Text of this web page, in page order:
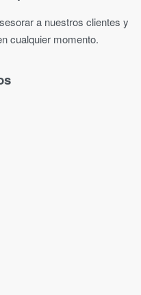
a nuestros clientes y
cualquier momento.